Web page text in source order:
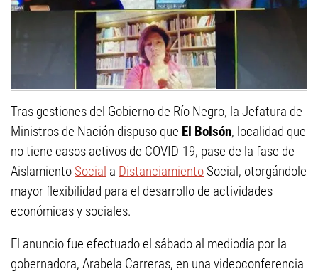
Tras gestiones del Gobierno de Río Negro, la Jefatura de
Ministros de Nación dispuso que El Bolsón, localidad que
no tiene casos activos de COVID-19, pase de la fase de
Aislamiento Social a Distanciamiento Social, otorgándole
mayor flexibilidad para el desarrollo de actividades
económicas y sociales.
El anuncio fue efectuado el sábado al mediodía por la
gobernadora, Arabela Carreras, en una videoconferencia